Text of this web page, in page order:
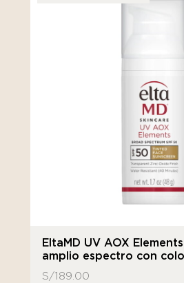
EltaMD UV AOX
amplio espectro con
S/189.00